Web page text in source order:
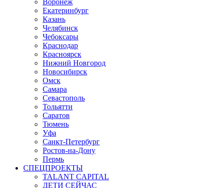
Воронеж
Екатеринбург
Казань
Челябинск
Чебоксары
Краснодар
Красноярск
Нижний Новгород
Новосибирск
Омск
Самара
Севастополь
Тольятти
Саратов
Тюмень
Уфа
Санкт-Петербург
Ростов-на-Дону
Пермь
СПЕЦПРОЕКТЫ
TALANT CAPITAL
ДЕТИ СЕЙЧАС